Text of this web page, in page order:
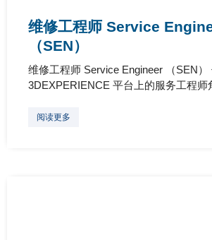
维修工程师 Service
（SEN）
维修工程师 Service Engineer （SEN）
3DEXPERIENCE 平台上的服务工程
阅读更多